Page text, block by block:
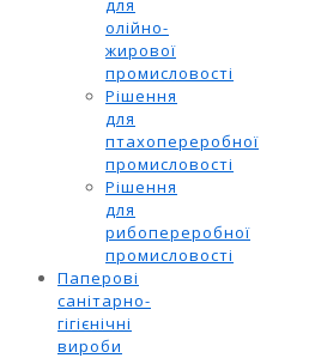
для
олійно-
жирової
промисловості
Рішення
для
птахопереробної
промисловості
Рішення
для
рибопереробної
промисловості
Паперові
санітарно-
гігієнічні
вироби